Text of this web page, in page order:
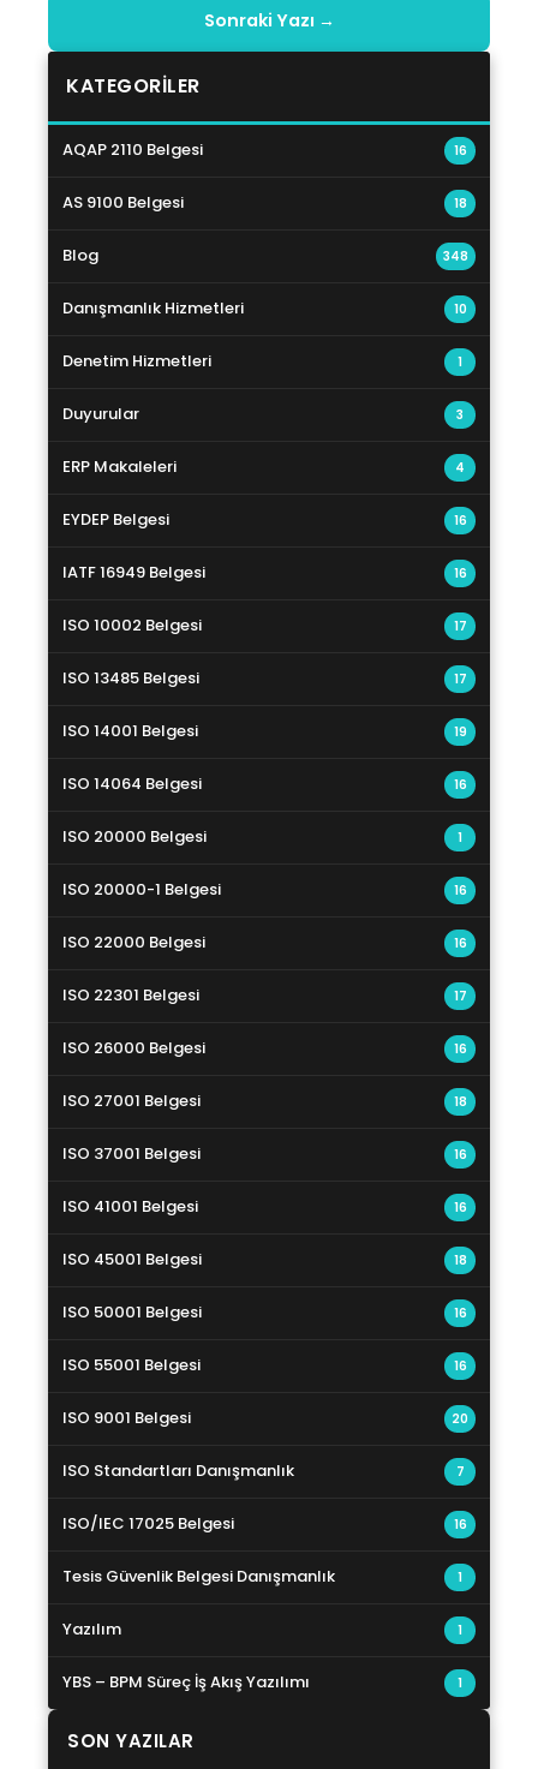
Sonraki Yazı →
KATEGORILER
AQAP 2110 Belgesi 16
AS 9100 Belgesi 18
Blog 348
Danışmanlık Hizmetleri 10
Denetim Hizmetleri 1
Duyurular 3
ERP Makaleleri 4
EYDEP Belgesi 16
IATF 16949 Belgesi 16
ISO 10002 Belgesi 17
ISO 13485 Belgesi 17
ISO 14001 Belgesi 19
ISO 14064 Belgesi 16
ISO 20000 Belgesi 1
ISO 20000-1 Belgesi 16
ISO 22000 Belgesi 16
ISO 22301 Belgesi 17
ISO 26000 Belgesi 16
ISO 27001 Belgesi 18
ISO 37001 Belgesi 16
ISO 41001 Belgesi 16
ISO 45001 Belgesi 18
ISO 50001 Belgesi 16
ISO 55001 Belgesi 16
ISO 9001 Belgesi 20
ISO Standartları Danışmanlık 7
ISO/IEC 17025 Belgesi 16
Tesis Güvenlik Belgesi Danışmanlık 1
Yazılım 1
YBS – BPM Süreç İş Akış Yazılımı 1
SON YAZILAR